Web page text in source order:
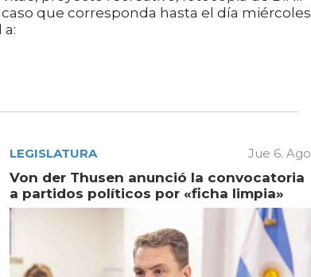
que corresponda hasta el día miércoles
LEGISLATURA Jue 6. Ago
Von der Thusen anunció la convocatoria
a partidos políticos por «ficha limpia»